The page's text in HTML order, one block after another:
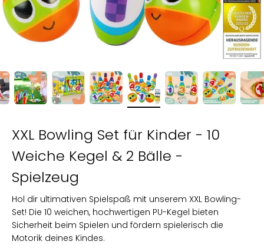
XXL Bowling Set für Kinder - 10
Weiche Kegel & 2 Bälle -
Spielzeug
Hol dir ultimativen Spielspaß mit unserem XXL Bowling-
Set! Die 10 weichen, hochwertigen PU-Kegel bieten
Sicherheit beim Spielen und fördern spielerisch die
Motorik deines Kindes.